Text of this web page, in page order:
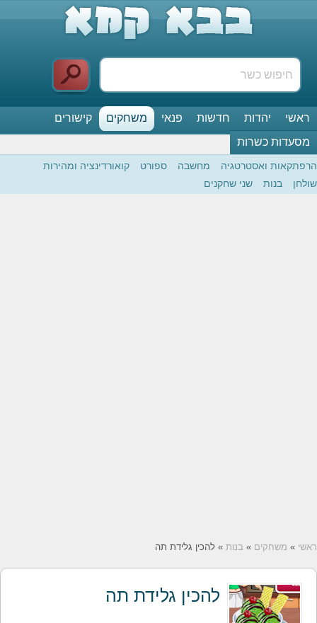
ראשי יהדות חדשות פנאי משחקים
קישורים
מסעדות כשרות
הרפתקאות ואסטרטגיה מחשבה ספורט
קואורדינציה ומהירות
שולחן
בנות שני שחקנים
ראשי » משחקים » בנות » להכין גלידת תה
להכין גלידת תה